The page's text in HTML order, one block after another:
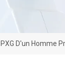
D'un Homme